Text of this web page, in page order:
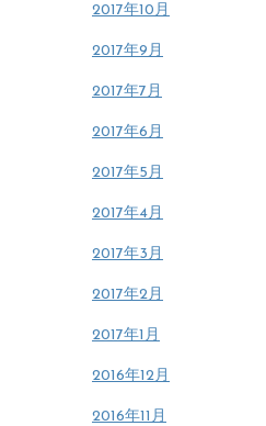
2017年10月
2017年9月
2017年7月
2017年6月
2017年5月
2017年4月
2017年3月
2017年2月
2017年1月
2016年12月
2016年11月